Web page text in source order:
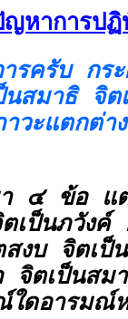
หาการปฏิ
ครับ กระ
นสมาธิ จิต
ะแตกต่าง
๔ ข้อ แ
ตเป็นภวังค์
สงบ จิตเป็
จิตเป็นสม
ใดอารมณ์